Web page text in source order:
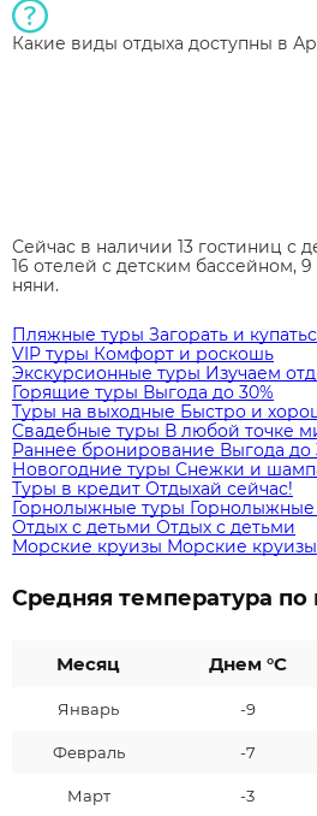
Какие виды отдыха доступны в
Сейчас в наличии 13 гостиниц с
16 отелей с детским бассейном,
няни.
Пляжные туры Загорать и
VIP туры Комфорт и роскошь
Экскурсионные туры Изучаем
Горящие туры Выгода до 30%
Туры на выходные Быстро и
Свадебные туры В любой точке
Раннее бронирование Выгода до
Новогодние туры Снежки и
Туры в кредит Отдыхай сейчас!
Горнолыжные туры Горнолыжные
Отдых с детьми Отдых с детьми
Морские круизы Морские круизы
Средняя температура
Месяц Днем °C
Январь -9
Февраль -7
Март -3